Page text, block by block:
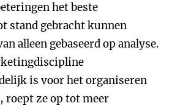
het beste
stand gebracht kunnen
alleen gebaseerd op analyse.
is voor het organiseren
roept ze op tot meer